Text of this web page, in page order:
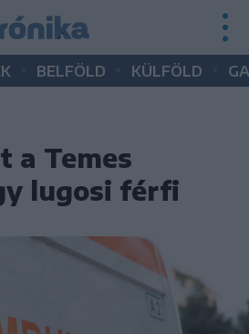
BELFÖLD KÜLFÖLD
a Temes
lugosi férfi